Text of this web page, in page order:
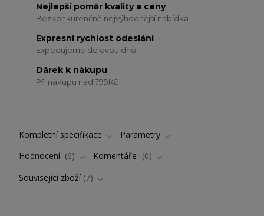
Nejlepší poměr kvality a ceny
Bezkonkurenčně nejvýhodnější nabídka
Expresní rychlost odeslání
Expedujeme do dvou dnů
Dárek k nákupu
Při nákupu nad 799Kč
Kompletní specifikace
Parametry
Hodnocení
6 Komentáře
0
Související zboží 7